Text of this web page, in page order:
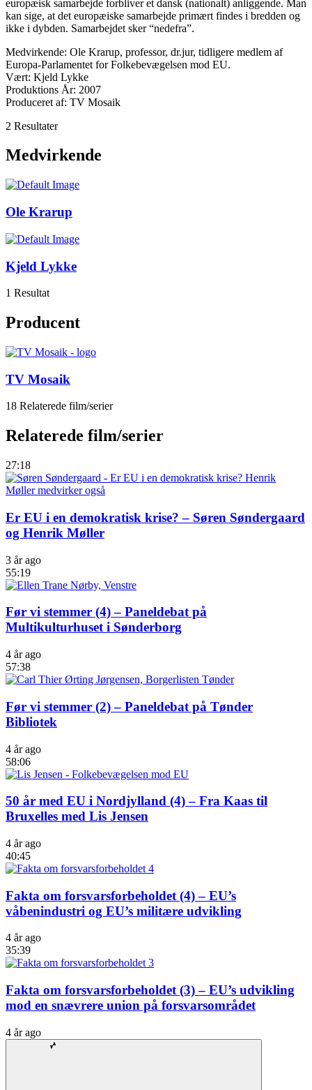
europæisk samarbejde forbliver et dansk (nationalt) anliggende. Man
kan sige, at det europæiske samarbejde primært findes i bredden og
ikke i dybden. Samarbejdet sker “nedefra”.
Medvirkende: Ole Krarup, professor, dr.jur, tidligere medlem af
Europa-Parlamentet for Folkebevægelsen mod EU.
Vært: Kjeld Lykke
Produktions År: 2007
Produceret af: TV Mosaik
2 Resultater
Medvirkende
Ole Krarup
Kjeld Lykke
1 Resultat
Producent
TV Mosaik
18 Relaterede film/serier
Relaterede film/serier
27:18
Er EU i en demokratisk krise? – Søren Søndergaard
og Henrik Møller
3 år ago
55:19
Før vi stemmer (4) – Paneldebat på
Multikulturhuset i Sønderborg
4 år ago
57:38
Før vi stemmer (2) – Paneldebat på Tønder
Bibliotek
4 år ago
58:06
50 år med EU i Nordjylland (4) – Fra Kaas til
Bruxelles med Lis Jensen
4 år ago
40:45
Fakta om forsvarsforbeholdet (4) – EU’s
våbenindustri og EU’s militære udvikling
4 år ago
35:39
Fakta om forsvarsforbeholdet (3) – EU’s udvikling
mod en snævrere union på forsvarsområdet
4 år ago